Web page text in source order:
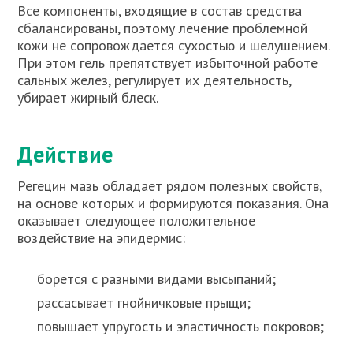
Все компоненты, входящие в состав средства
сбалансированы, поэтому лечение проблемной
кожи не сопровождается сухостью и шелушением.
При этом гель препятствует избыточной работе
сальных желез, регулирует их деятельность,
убирает жирный блеск.
Действие
Регецин мазь обладает рядом полезных свойств,
на основе которых и формируются показания. Она
оказывает следующее положительное
воздействие на эпидермис:
борется с разными видами высыпаний;
рассасывает гнойничковые прыщи;
повышает упругость и эластичность покровов;